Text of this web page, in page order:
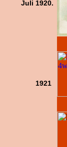
Juli 1920.
1921